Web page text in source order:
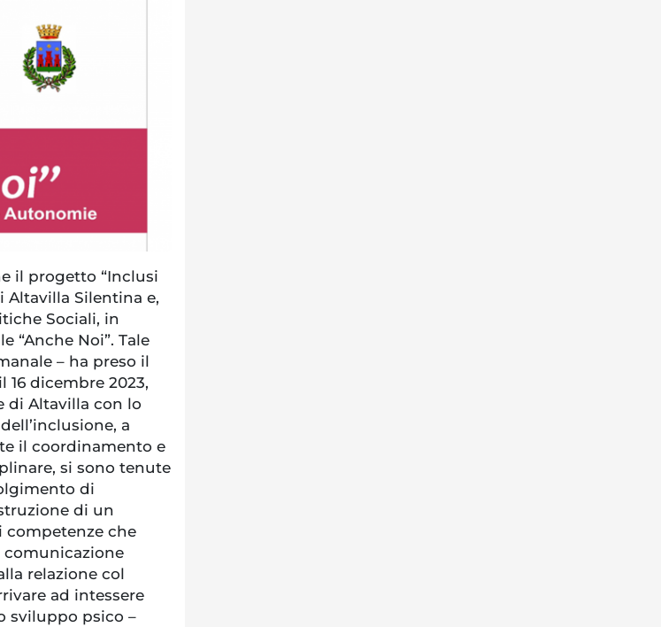
il progetto “Inclusi
Altavilla Silentina e,
Sociali, in
“Anche Noi”. Tale
– ha preso il
16 dicembre 2023,
di Altavilla con lo
a
il coordinamento e
si sono tenute
di
di un
competenze che
comunicazione
relazione col
ad intessere
sviluppo psico –